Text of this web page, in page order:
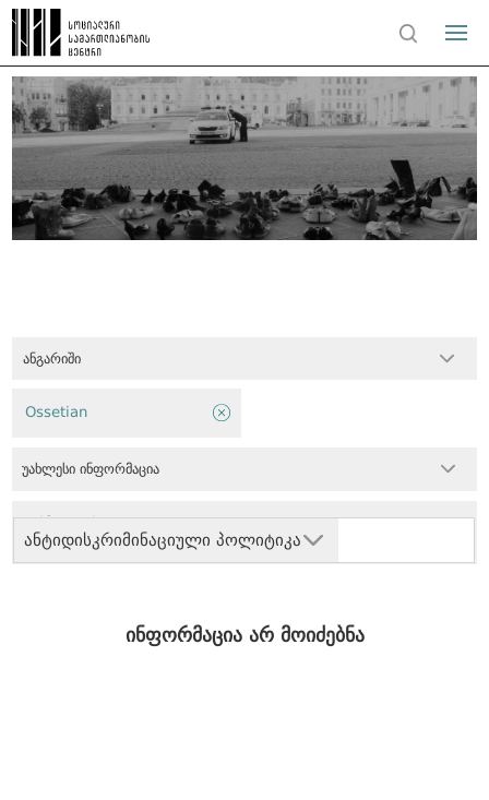
ანგარიში
ანტიდისკრიმინაციული პოლიტიკა
Ossetian
უახლესი ინფორმაცია
ინფორმაცია არ მოიძებნა